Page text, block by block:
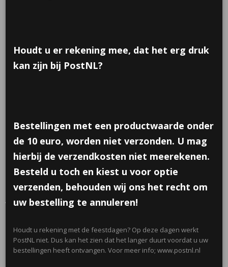
Doolhof puzzeltje in vorm
van diertje
€ 0,30 per stuk
Minimum aantal is 8 voor € 2,40 (inclusief btw 21%)
Op voorraad - Levertijd 2 werkdagen
Houdt u er rekening mee, dat het erg druk
kan zijn bij PostNL?
Bestellingen met een productwaarde onder
de 10 euro, worden niet verzonden. U mag
hierbij de verzendkosten niet meerekenen.
Besteld u toch en kiest u voor optie
verzenden, behouden wij ons het recht om
uw bestelling te annuleren!
Houdt u rekening met de feestdagen? Op deze dagen werkt
PostNL niet. Dus kan het zien dat het langer duurt voordat u uw
bestellingen heeft ontvangen. Voor meer info; www.postnl.nl